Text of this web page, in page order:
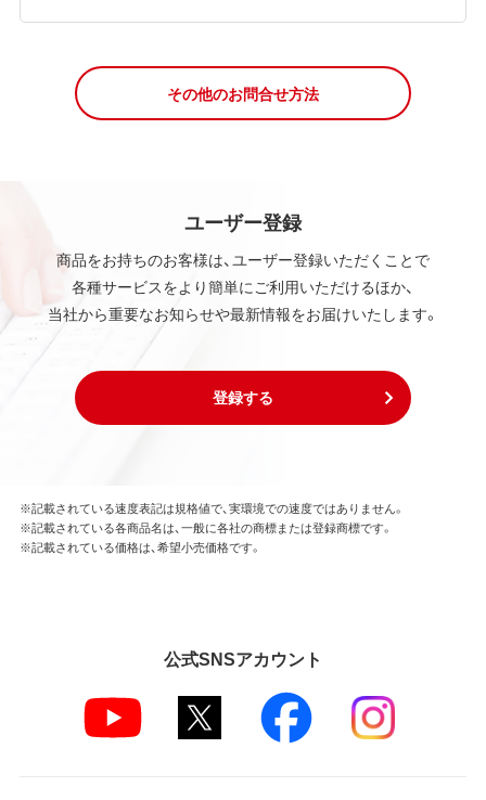
その他のお問合せ方法
ユーザー登録
商品をお持ちのお客様は、ユーザー登録いただくことで
各種サービスをより簡単にご利用いただけるほか、
当社から重要なお知らせや最新情報をお届けいたします。
登録する
※記載されている速度表記は規格値で、実環境での速度ではありません。
※記載されている各商品名は、一般に各社の商標または登録商標です。
※記載されている価格は、希望小売価格です。
公式SNSアカウント